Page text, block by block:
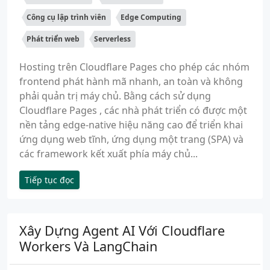
Công cụ lập trình viên Edge Computing
Phát triển web Serverless
Hosting trên Cloudflare Pages cho phép các nhóm
frontend phát hành mã nhanh, an toàn và không
phải quản trị máy chủ. Bằng cách sử dụng
Cloudflare Pages , các nhà phát triển có được một
nền tảng edge-native hiệu năng cao để triển khai
ứng dụng web tĩnh, ứng dụng một trang (SPA) và
các framework kết xuất phía máy chủ...
Tiếp tục đọc
Xây Dựng Agent AI Với Cloudflare
Workers Và LangChain